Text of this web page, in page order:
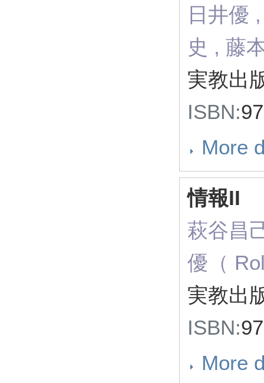
日井優
史 , 藤
実教出
ISBN:
More
情報II
萩谷昌
優（
実教出
ISBN:
More